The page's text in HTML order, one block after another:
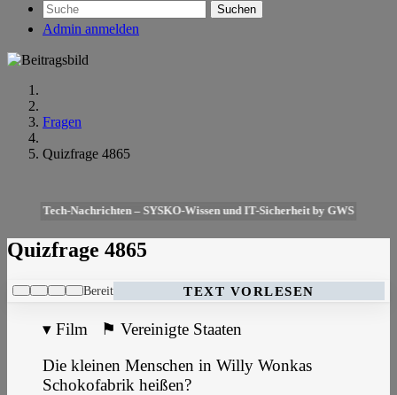
Suchen
Admin anmelden
Fragen
Quizfrage 4865
Tech-Nachrichten – SYSKO-Wissen und IT-Sicherheit by GWS
Quizfrage 4865
Bereit TEXT VORLESEN
▾ Film ⚑ Vereinigte Staaten
Die kleinen Menschen in Willy Wonkas
Schokofabrik heißen?